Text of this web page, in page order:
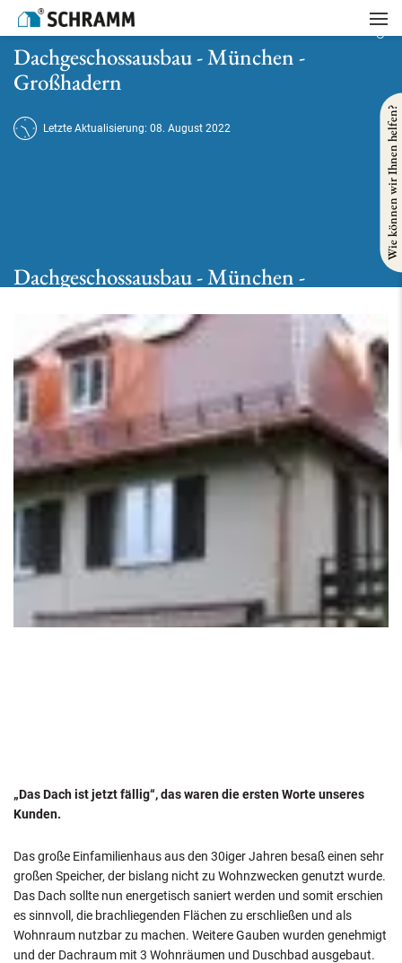
Startseite
Dachgeschossausbau - München - Großhadern
Dachgeschossausbau - München -
Großhadern
Letzte Aktualisierung: 08. August 2022
Dachgeschossausbau - München -
„Das Dach ist jetzt fällig“, das waren die ersten Worte unseres
Kunden.
Das große Einfamilienhaus aus den 30iger Jahren besaß einen sehr
großen Speicher, der bislang nicht zu Wohnzwecken genutzt wurde.
Das Dach sollte nun energetisch saniert werden und somit erschien
es sinnvoll, die brachliegenden Flächen zu erschließen und als
Wohnraum nutzbar zu machen. Weitere Gauben wurden genehmigt
und der Dachraum mit 3 Wohnräumen und Duschbad ausgebaut.
Wie können wir Ihnen helfen?